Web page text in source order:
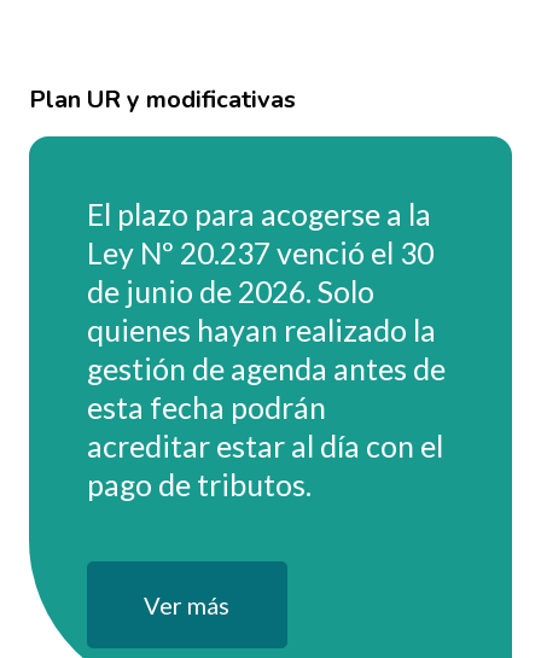
Plan UR y modificativas
El plazo para acogerse a la
Ley Nº 20.237 venció el 30
de junio de 2026. Solo
quienes hayan realizado la
gestión de agenda antes de
esta fecha podrán
acreditar estar al día con el
pago de tributos.
Ver más